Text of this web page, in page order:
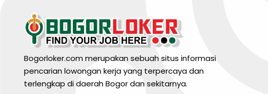
Bogorloker.com merupakan sebuah situs informasi
pencarian lowongan kerja yang terpercaya dan
terlengkap di daerah Bogor dan sekitarnya.